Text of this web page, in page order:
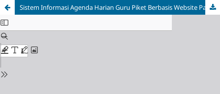
Sistem Informasi Agenda Harian Guru Piket Berbasis Website Pada SMP N 1 Kaliwungu Kudus